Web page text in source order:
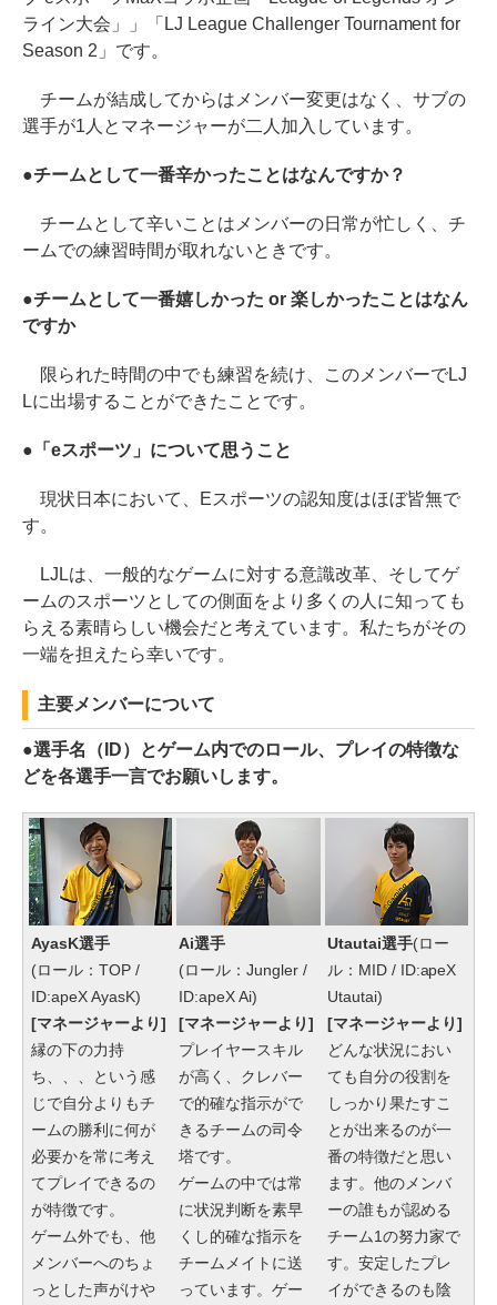
ライン大会」」「LJ League Challenger Tournament for
Season 2」です。
チームが結成してからはメンバー変更はなく、サブの
選手が1人とマネージャーが二人加入しています。
●チームとして一番辛かったことはなんですか？
チームとして辛いことはメンバーの日常が忙しく、チ
ームでの練習時間が取れないときです。
●チームとして一番嬉しかった or 楽しかったことはなん
ですか
限られた時間の中でも練習を続け、このメンバーでLJ
Lに出場することができたことです。
●「eスポーツ」について思うこと
現状日本において、Eスポーツの認知度はほぼ皆無で
す。
LJLは、一般的なゲームに対する意識改革、そしてゲ
ームのスポーツとしての側面をより多くの人に知っても
らえる素晴らしい機会だと考えています。私たちがその
一端を担えたら幸いです。
主要メンバーについて
●選手名（ID）とゲーム内でのロール、プレイの特徴な
どを各選手一言でお願いします。
AyasK選手
(ロール：TOP /
ID:apeX AyasK)
[マネージャーより]
縁の下の力持
ち、、、という感
じで自分よりもチ
ームの勝利に何が
必要かを常に考え
てプレイできるの
が特徴です。
ゲーム外でも、他
メンバーへのちょ
っとした声がけや
Ai選手
(ロール：Jungler /
ID:apeX Ai)
[マネージャーより]
プレイヤースキル
が高く、クレバー
で的確な指示がで
きるチームの司令
塔です。
ゲームの中では常
に状況判断を素早
くし的確な指示を
チームメイトに送
っています。ゲー
Utautai選手(ロー
ル：MID / ID:apeX
Utautai)
[マネージャーより]
どんな状況におい
ても自分の役割を
しっかり果たすこ
とが出来るのが一
番の特徴だと思い
ます。他のメンバ
ーの誰もが認める
チーム1の努力家で
す。安定したプレ
イができるのも陰